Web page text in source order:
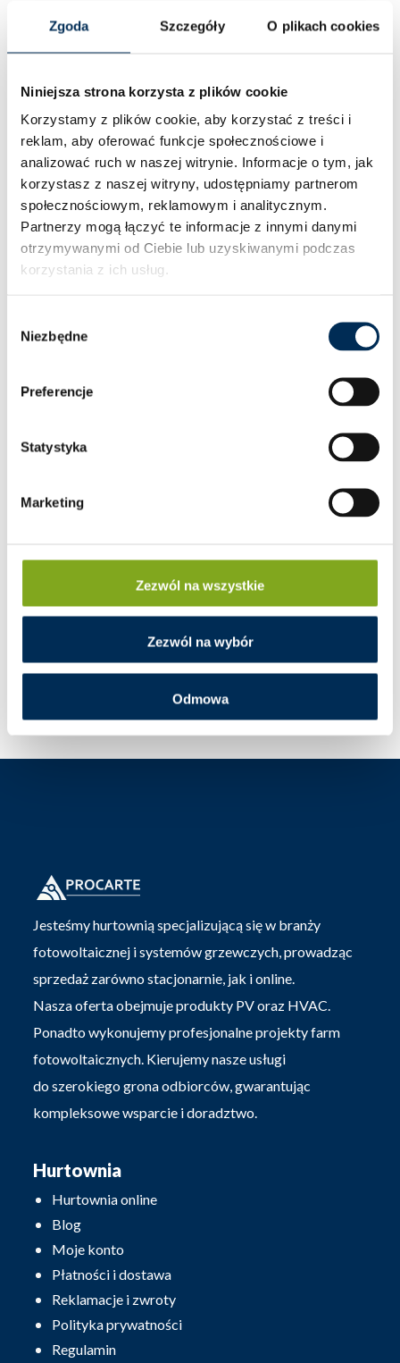
Zgoda Szczegóły O plikach cookies
Niniejsza strona korzysta z plików cookie
Korzystamy z plików cookie, aby korzystać z treści i
reklam, aby oferować funkcje społecznościowe i
analizować ruch w naszej witrynie. Informacje o tym, jak
korzystasz z naszej witryny, udostępniamy partnerom
społecznościowym, reklamowym i analitycznym.
Partnerzy mogą łączyć te informacje z innymi danymi
otrzymywanymi od Ciebie lub uzyskiwanymi podczas
korzystania z ich usług.
zgody
Niezbędne
Preferencje
Statystyka
Marketing
Zezwól na wszystkie
Zezwól na wybór
Odmowa
Jesteśmy hurtownią specjalizującą się w branży
fotowoltaicznej i systemów grzewczych, prowadząc
sprzedaż zarówno stacjonarnie, jak i online.
Nasza oferta obejmuje produkty PV oraz HVAC.
Ponadto wykonujemy profesjonalne projekty farm
fotowoltaicznych. Kierujemy nasze usługi
do szerokiego grona odbiorców, gwarantując
kompleksowe wsparcie i doradztwo.
Hurtownia
Hurtownia online
Blog
Moje konto
Płatności i dostawa
Reklamacje i zwroty
Polityka prywatności
Regulamin